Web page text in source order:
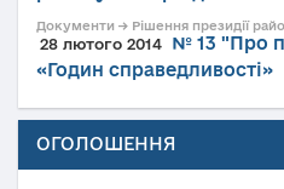
Документи → Рішення президії
28 лютого 2014
№ 13 "Про
«Годин справедливості»
ОГОЛОШЕННЯ